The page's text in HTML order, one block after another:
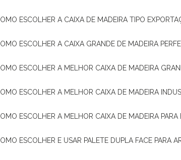
COMO ESCOLHER A CAIXA DE MADEIRA TIPO
COMO ESCOLHER A CAIXA GRANDE DE MADEIRA
COMO ESCOLHER A MELHOR CAIXA DE MADEIRA
COMO ESCOLHER A MELHOR CAIXA DE MADEIRA
COMO ESCOLHER A MELHOR CAIXA DE MADEIRA PARA
COMO ESCOLHER E USAR PALETE DUPLA FACE PARA